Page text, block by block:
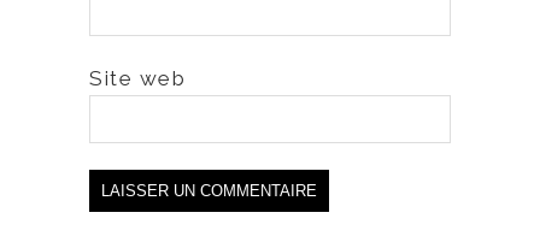
Site web